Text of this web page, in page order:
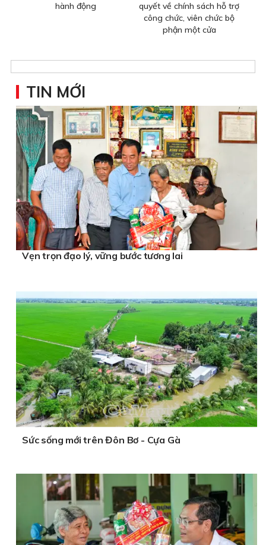
hành động
quyết về chính sách hỗ trợ
công chức, viên chức bộ
phận một cửa
TIN MỚI
Vẹn trọn đạo lý, vững bước tương lai
Sức sống mới trên Đôn Bơ - Cựa Gà